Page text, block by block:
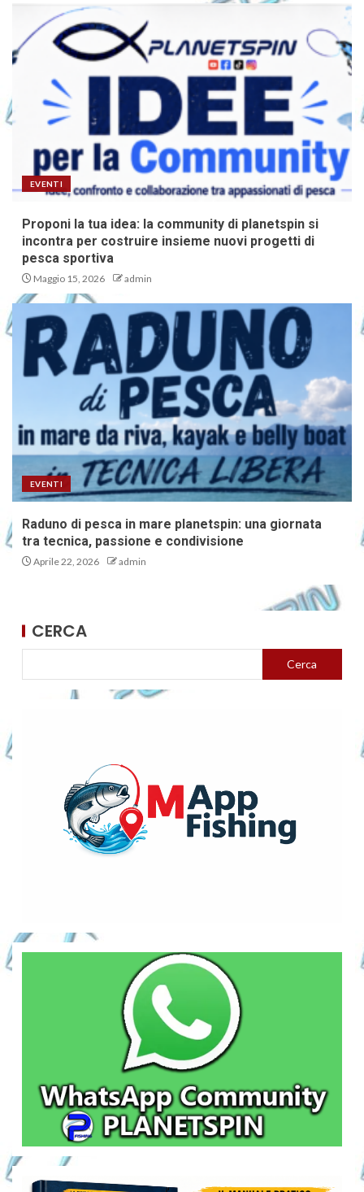
EVENTI
Proponi la tua idea: la community di planetspin si
incontra per costruire insieme nuovi progetti di
pesca sportiva
Maggio 15, 2026 admin
EVENTI
Raduno di pesca in mare planetspin: una giornata
tra tecnica, passione e condivisione
Aprile 22, 2026 admin
CERCA
Cerca